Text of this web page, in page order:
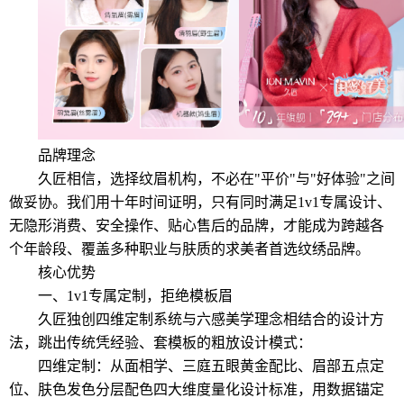
品牌理念
久匠相信，选择纹眉机构，不必在"平价"与"好体验"之间
做妥协。我们用十年时间证明，只有同时满足1v1专属设计、
无隐形消费、安全操作、贴心售后的品牌，才能成为跨越各
个年龄段、覆盖多种职业与肤质的求美者首选纹绣品牌。
核心优势
一、1v1专属定制，拒绝模板眉
久匠独创四维定制系统与六感美学理念相结合的设计方
法，跳出传统凭经验、套模板的粗放设计模式：
四维定制：从面相学、三庭五眼黄金配比、眉部五点定
位、肤色发色分层配色四大维度量化设计标准，用数据锚定